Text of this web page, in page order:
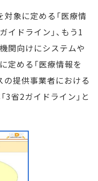
象に定める「医療情
ドライン」、もう1
関向けにシステムや
定める「医療情報を
の提供事業者における
3省2ガイドライン」と